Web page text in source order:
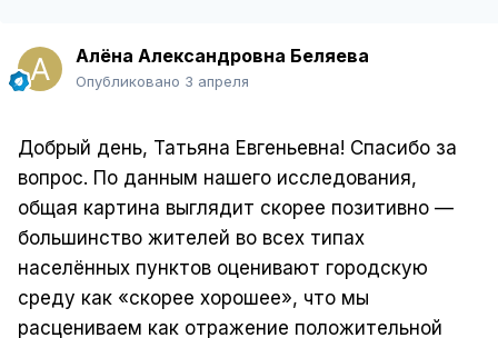
Алёна Александровна Беляева
Опубликовано 3 апреля
Добрый день, Татьяна Евгеньевна! Спасибо за
вопрос. По данным нашего исследования,
общая картина выглядит скорее позитивно —
большинство жителей во всех типах
населённых пунктов оценивают городскую
среду как «скорее хорошее», что мы
расцениваем как отражение положительной